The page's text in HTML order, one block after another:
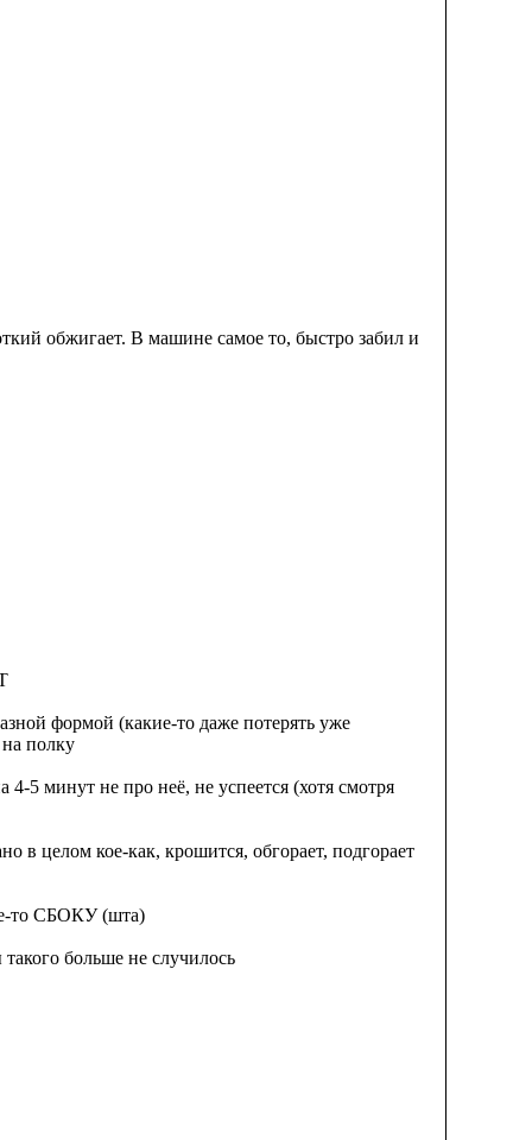
обжигает. В машине самое то, быстро забил и
формой (какие-то даже потерять уже
полку
4-5 минут не про неё, не успеется (хотя смотря
в целом кое-как, крошится, обгорает, подгорает
то СБОКУ (шта)
больше не случилось